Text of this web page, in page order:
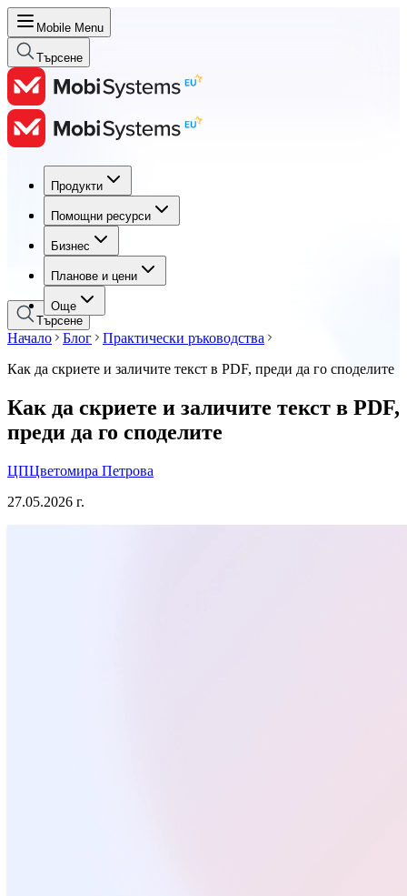
Mobile Menu
Търсене
Продукти
Помощни ресурси
Бизнес
Планове и цени
Още
Продукти
Помощни ресурси
Бизнес
Планове и цени
Търсене
Начало Блог
Практически ръководства
Как да скриете и заличите текст в PDF, преди да го споделите
Как да скриете и заличите текст в PDF,
преди да го споделите
ЦПЦветомира Петрова
27.05.2026 г.